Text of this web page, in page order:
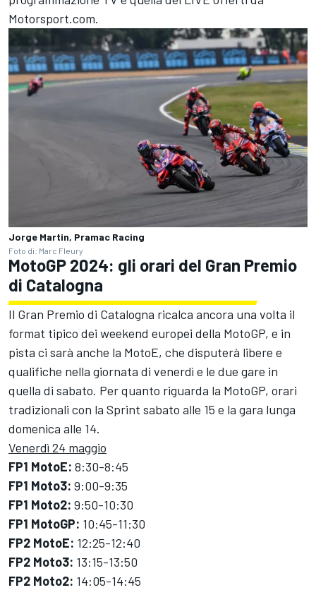
Motorsport.com.
Jorge Martin, Pramac Racing
Foto di: Marc Fleury
MotoGP 2024: gli orari del Gran Premio
di Catalogna
Il Gran Premio di Catalogna ricalca ancora una volta il
format tipico dei weekend europei della MotoGP, e in
pista ci sarà anche la MotoE, che disputerà libere e
qualifiche nella giornata di venerdì e le due gare in
quella di sabato. Per quanto riguarda la MotoGP, orari
tradizionali con la Sprint sabato alle 15 e la gara lunga
domenica alle 14.
Venerdì 24 maggio
FP1 MotoE: 8:30-8:45
FP1 Moto3: 9:00-9:35
FP1 Moto2: 9:50-10:30
FP1 MotoGP: 10:45-11:30
FP2 MotoE: 12:25-12:40
FP2 Moto3: 13:15-13:50
FP2 Moto2: 14:05-14:45